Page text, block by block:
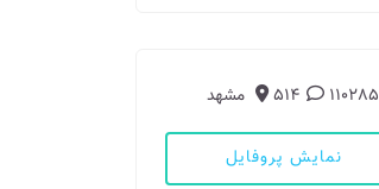
110285
514 مشهد
نمایش پروفایل